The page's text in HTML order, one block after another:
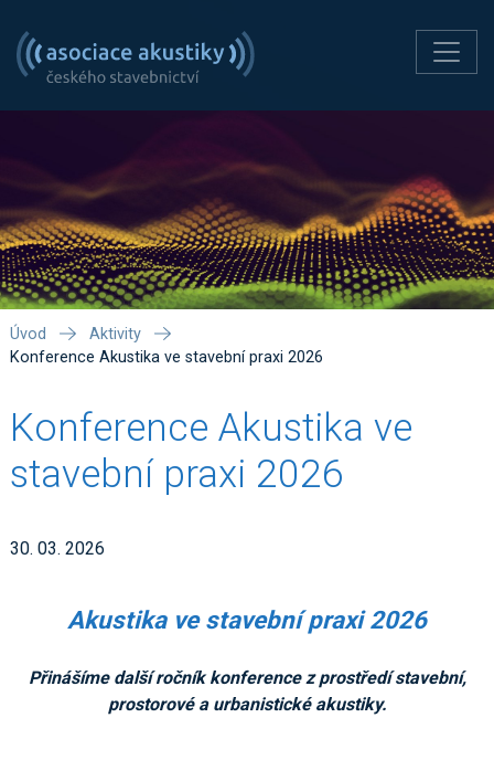
Úvod
Aktivity
Konference Akustika ve stavební praxi 2026
Konference Akustika ve
stavební praxi 2026
30. 03. 2026
Akustika ve stavební praxi 2026
Přinášíme další ročník konference z prostředí stavební,
prostorové a urbanistické akustiky.